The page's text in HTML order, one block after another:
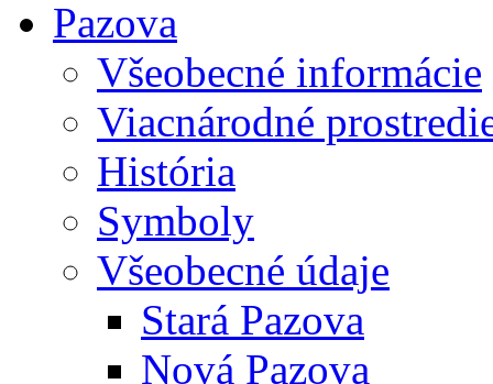
Pazova
Všeobecné informácie
Viacnárodné
História
Symboly
Všeobecné údaje
Stará Pazova
Nová Pazova